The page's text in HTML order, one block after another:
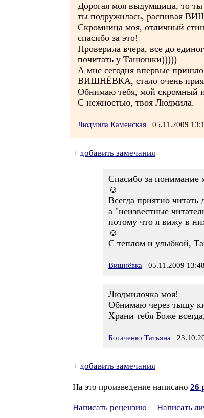
Дорогая моя выдумщица, то ты
ты подружилась, распивая
Скромница моя, отличный
спасибо за это!
Проверила вчера, все до
почитать у Танюшки)))))
А мне сегодня впервые
ВИШНЁВКА, стало очень
Обнимаю тебя, мой скромный
С нежностью, твоя Людмила.
Людмила Каменская 05.11.2009
+ добавить замечания
Спасибо за понимание
☺
Всегда приятно читать
а "неизвестные
потому что я вижу в
☺
С теплом и улыбкой,
Вишнёвка 05.11.2009 13:48
Людмилочка моя!
Обнимаю через тыщу
Храни тебя Боже
Богаченко Татьяна
+ добавить замечания
На это произведение написано 26
Написать рецензию Написать